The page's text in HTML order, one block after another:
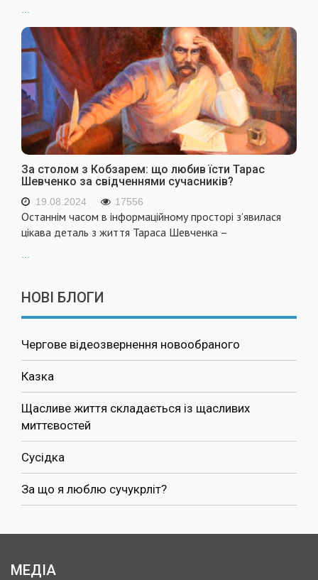
За столом з Кобзарем: що любив їсти Тарас
Шевченко за свідченнями сучасників?
19.08.2024 17556
Останнім часом в інформаційному просторі з’явилася
цікава деталь з життя Тараса Шевченка –
...
НОВІ БЛОГИ
Чергове відеозвернення новообраного
Казка
Щасливе життя складається із щасливих
миттєвостей
Сусідка
За що я люблю сучукрліт?
МЕДІА